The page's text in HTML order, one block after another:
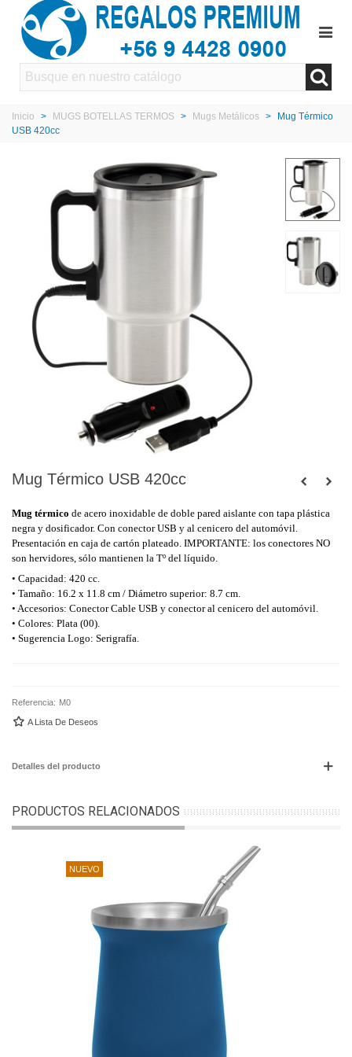
Inicio > MUGS BOTELLAS TERMOS > Mugs Metálicos >
Mug Térmico
USB 420cc
Mug Térmico USB 420cc
Mug térmico de acero inoxidable de doble pared aislante con tapa plástica
negra y dosificador. Con conector USB y al cenicero del automóvil.
Presentación en caja de cartón plateado. IMPORTANTE: los conectores NO
son hervidores, sólo mantienen la Tº del líquido.
• Capacidad: 420 cc.
• Tamaño: 16.2 x 11.8 cm / Diámetro superior: 8.7 cm.
• Accesorios: Conector Cable USB y conector al cenicero del automóvil.
• Colores: Plata (00).
• Sugerencia Logo: Serigrafía.
Referencia: M0
A Lista De Deseos
Detalles del producto
PRODUCTOS RELACIONADOS
NUEVO